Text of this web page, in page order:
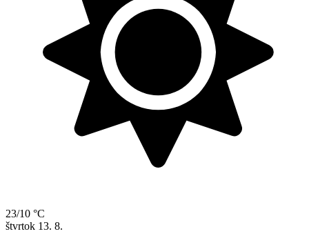
23/10 °C
štvrtok 13. 8.